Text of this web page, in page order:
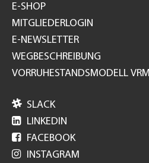
E-SHOP
MITGLIEDERLOGIN
E-NEWSLETTER
WEGBESCHREIBUNG
VORRUHESTANDSMODELL VRM
 SLACK
 LINKEDIN
 FACEBOOK
 INSTAGRAM